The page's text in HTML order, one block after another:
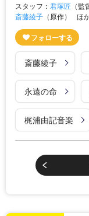
スタッフ： 君塚匠 （監
斎藤綾子 （原作） ほ
斎藤綾子
永遠の命
梶浦由記音楽